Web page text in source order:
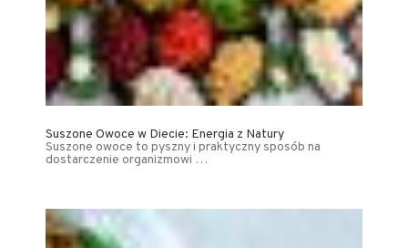
Suszone Owoce w Diecie: Energia z Natury
Suszone owoce to pyszny i praktyczny sposób na
dostarczenie organizmowi …